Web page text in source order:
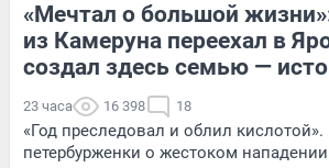
«Мечтал о большой
из Камеруна переехал в
создал здесь семью —
23 часа 16 398 18
«Год преследовал и облил кислотой».
петербурженки о жестоком